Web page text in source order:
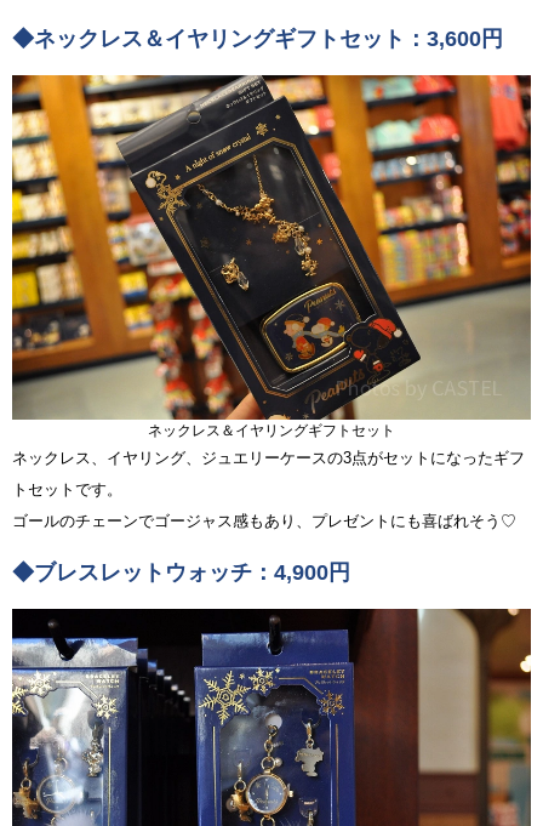
◆ネックレス＆イヤリングギフトセット：3,600円
ネックレス＆イヤリングギフトセット
ネックレス、イヤリング、ジュエリーケースの3点がセットになったギフ
トセットです。
ゴールのチェーンでゴージャス感もあり、プレゼントにも喜ばれそう♡
◆ブレスレットウォッチ：4,900円